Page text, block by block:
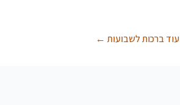
עוד ברכות לשבועות ←